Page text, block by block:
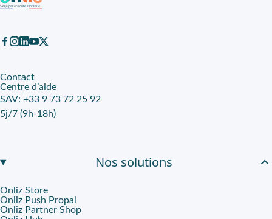
Contact
Centre d’aide
SAV: +33 9 73 72 25 92
5j/7 (9h-18h)
Nos solutions
Onliz Store
Onliz Push Propal
Onliz Partner Shop